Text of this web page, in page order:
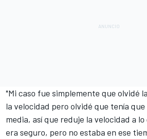
"Mi caso fue simplemente que olvidé
la velocidad pero olvidé que tenía
media, así que reduje la velocidad a
era seguro, pero no estaba en ese